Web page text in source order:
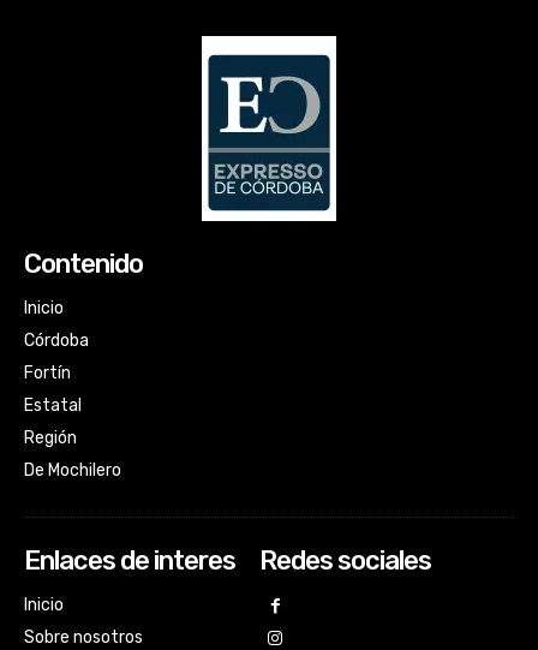
Contenido
Inicio
Córdoba
Fortín
Estatal
Región
De Mochilero
Enlaces de interes
Inicio
Sobre nosotros
Redes sociales